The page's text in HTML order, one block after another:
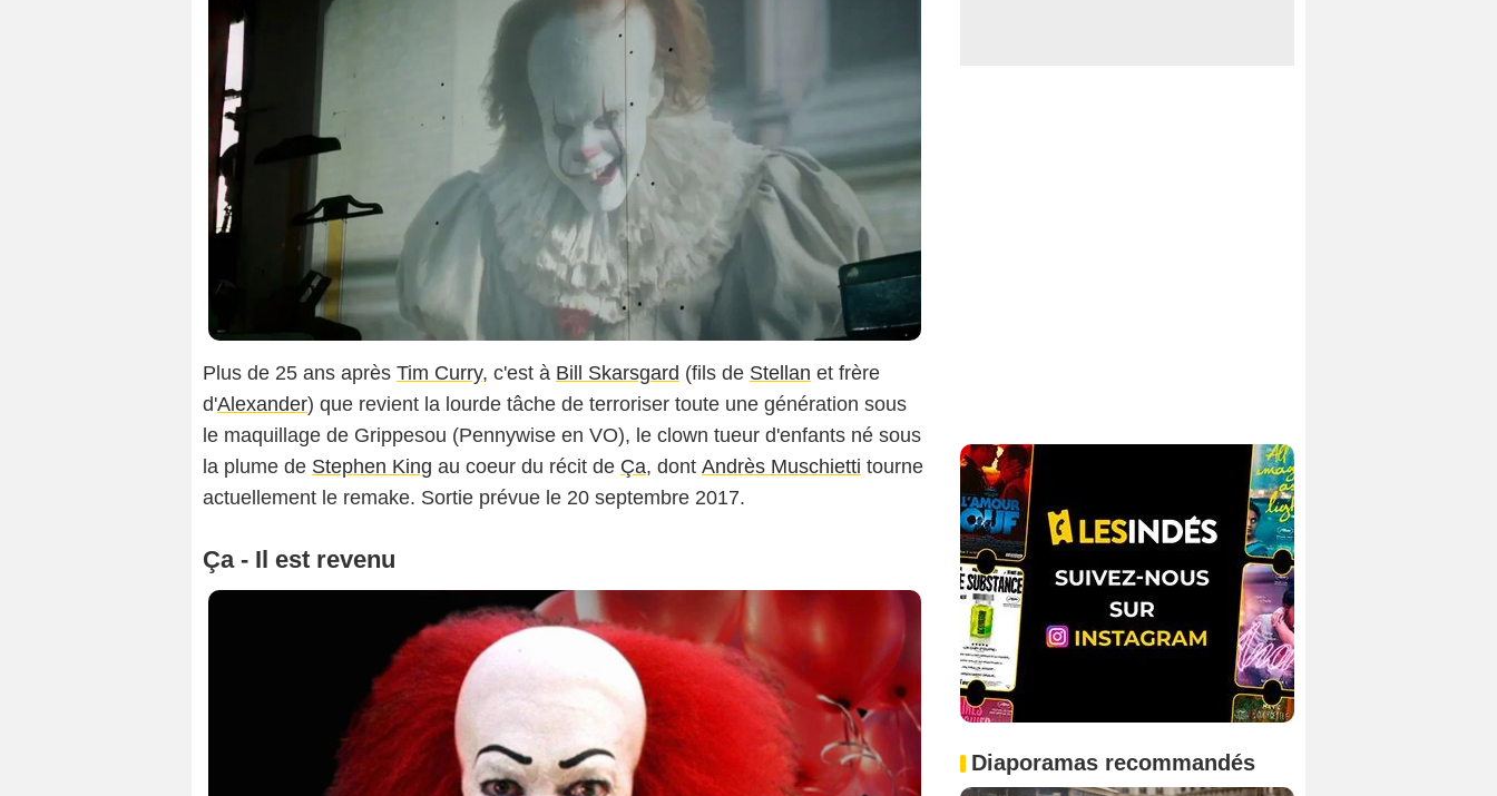
Plus de 25 ans après Tim Curry, c'est à Bill Skarsgard (fils de Stellan et frère
d'Alexander) que revient la lourde tâche de terroriser toute une génération sous
le maquillage de Grippesou (Pennywise en VO), le clown tueur d'enfants né sous
la plume de Stephen King au coeur du récit de Ça, dont Andrès Muschietti tourne
actuellement le remake. Sortie prévue le 20 septembre 2017.
Ça - Il est revenu
Diaporamas recommandés